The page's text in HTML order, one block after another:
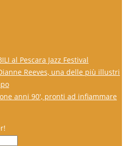
al Pescara Jazz Festival
Reeves, una delle più illustri
anni 90′, pronti ad infiammare